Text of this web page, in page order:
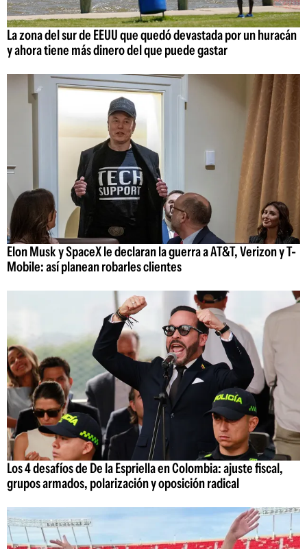
La zona del sur de EEUU que quedó devastada por un huracán
y ahora tiene más dinero del que puede gastar
Elon Musk y SpaceX le declaran la guerra a AT&T, Verizon y T-
Mobile: así planean robarles clientes
Los 4 desafíos de De la Espriella en Colombia: ajuste fiscal,
grupos armados, polarización y oposición radical